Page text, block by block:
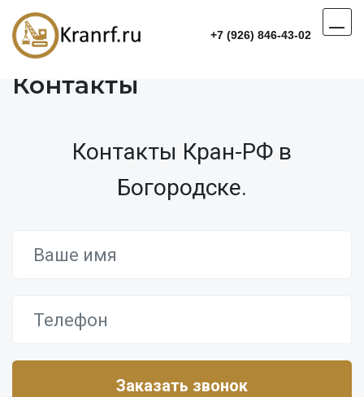
+7 (926) 846-43-02
Контакты
Контакты Кран-РФ в
Богородске.